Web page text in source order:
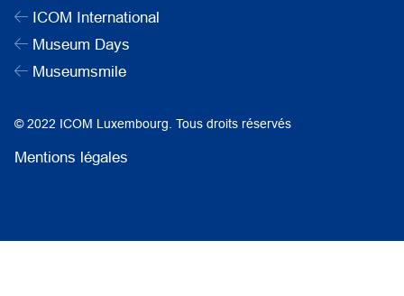
ICOM International
Museum Days
Museumsmile
© 2022 ICOM Luxembourg. Tous droits réservés
Mentions légales